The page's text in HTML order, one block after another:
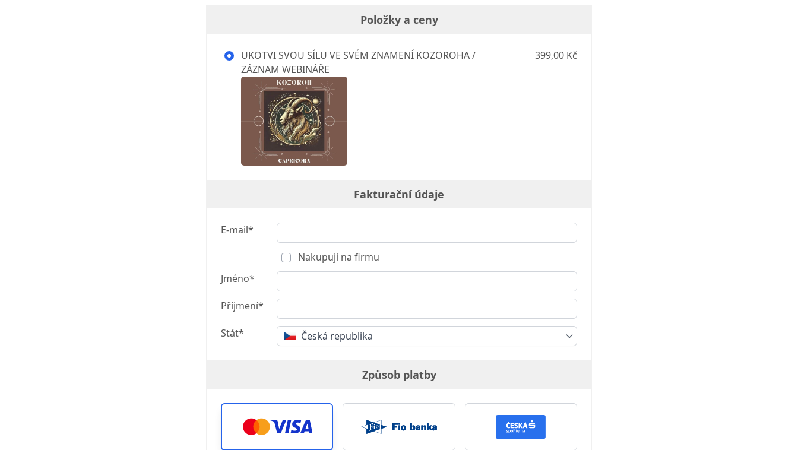
Položky a ceny
UKOTVI SVOU SÍLU VE SVÉM ZNAMENÍ KOZOROHA /
ZÁZNAM WEBINÁŘE
399,00 Kč
Fakturační údaje
E-mail*
Nakupuji na firmu
Jméno*
Příjmení*
Stát* Česká republika
Způsob platby